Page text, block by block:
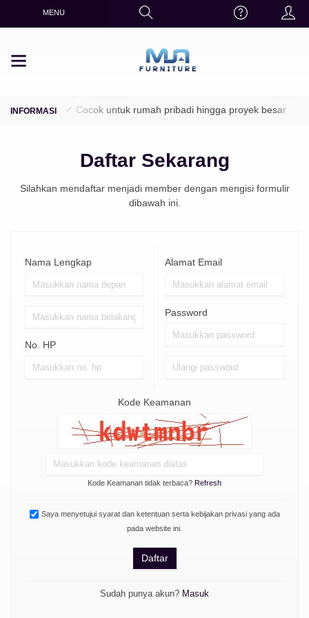
MENU
duco ✔ Cocok untuk rumah pribadi hingga proyek besar
Daftar Sekarang
Silahkan mendaftar menjadi member dengan mengisi formulir
dibawah ini.
Nama Lengkap
No. HP
Alamat Email
Password
Kode Keamanan
Kode Keamanan tidak terbaca? Refresh
Saya menyetujui syarat dan ketentuan serta kebijakan privasi yang ada
pada website ini.
Daftar
Sudah punya akun? Masuk